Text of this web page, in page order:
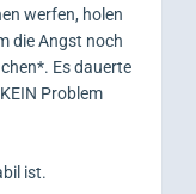
werfen, holen
die Angst noch
Es dauerte
Problem
ist.